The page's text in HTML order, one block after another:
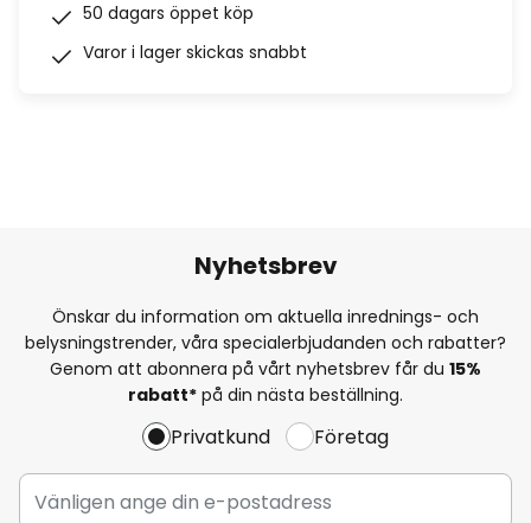
50 dagars öppet köp
Varor i lager skickas snabbt
Nyhetsbrev
Önskar du information om aktuella inrednings- och
belysningstrender, våra specialerbjudanden och rabatter?
Genom att abonnera på vårt nyhetsbrev får du 15%
rabatt* på din nästa beställning.
Privatkund Företag